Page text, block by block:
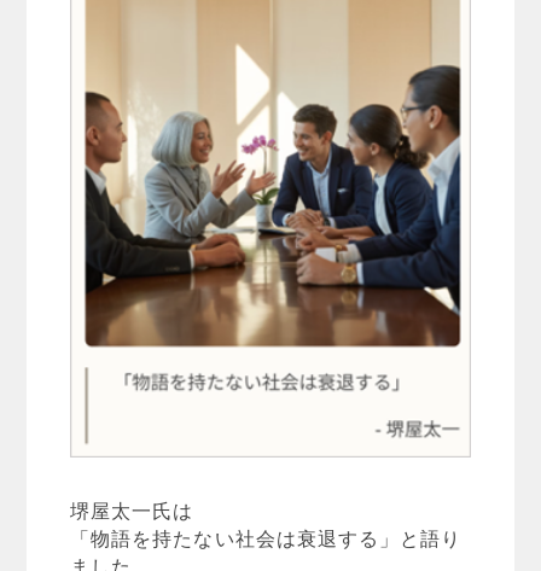
堺屋太一氏は
「物語を持たない社会は衰退する」と語り
ました。